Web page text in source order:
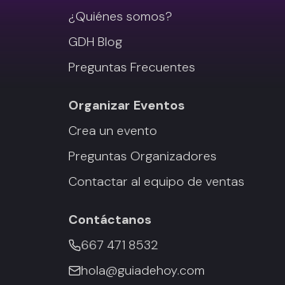
¿Quiénes somos?
GDH Blog
Preguntas Frecuentes
Organizar Eventos
Crea un evento
Preguntas Organizadores
Contactar al equipo de ventas
Contáctanos
667 471 8532
hola@guiadehoy.com